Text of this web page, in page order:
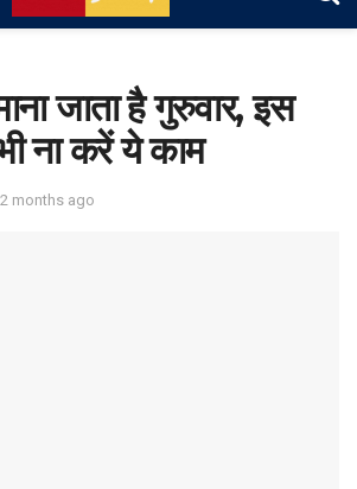
जाता है गुरुवार, इस
ना करें ये काम
months ago